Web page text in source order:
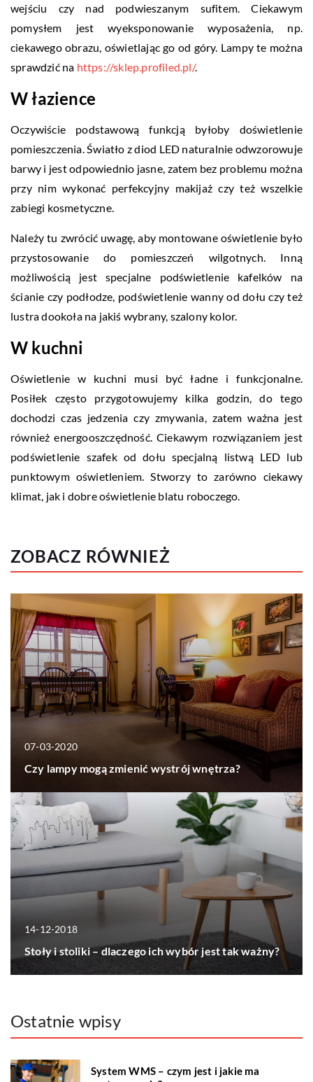
wejściu czy nad podwieszanym sufitem. Ciekawym
pomysłem jest wyeksponowanie wyposażenia, np.
ciekawego obrazu, oświetlając go od góry. Lampy te można
sprawdzić na https://sklep.profiled.pl/.
W łazience
Oczywiście podstawową funkcją byłoby doświetlenie
pomieszczenia. Światło z diod LED naturalnie odwzorowuje
barwy i jest odpowiednio jasne, zatem bez problemu można
przy nim wykonać perfekcyjny makijaż czy też wszelkie
zabiegi kosmetyczne.
Należy tu zwrócić uwagę, aby montowane oświetlenie było
przystosowanie do pomieszczeń wilgotnych. Inną
możliwością jest specjalne podświetlenie kafelków na
ścianie czy podłodze, podświetlenie wanny od dołu czy też
lustra dookoła na jakiś wybrany, szalony kolor.
W kuchni
Oświetlenie w kuchni musi być ładne i funkcjonalne.
Posiłek często przygotowujemy kilka godzin, do tego
dochodzi czas jedzenia czy zmywania, zatem ważna jest
również energooszczędność. Ciekawym rozwiązaniem jest
podświetlenie szafek od dołu specjalną listwą LED lub
punktowym oświetleniem. Stworzy to zarówno ciekawy
klimat, jak i dobre oświetlenie blatu roboczego.
ZOBACZ RÓWNIEŻ
07-03-2020
Czy lampy mogą zmienić wystrój wnętrza?
14-12-2018
Stoły i stoliki – dlaczego ich wybór jest tak ważny?
Ostatnie wpisy
System WMS – czym jest i jakie ma